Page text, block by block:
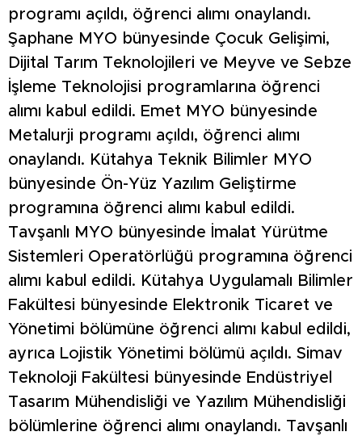
programı açıldı, öğrenci alımı onaylandı.
Şaphane MYO bünyesinde Çocuk Gelişimi,
Dijital Tarım Teknolojileri ve Meyve ve Sebze
İşleme Teknolojisi programlarına öğrenci
alımı kabul edildi. Emet MYO bünyesinde
Metalurji programı açıldı, öğrenci alımı
onaylandı. Kütahya Teknik Bilimler MYO
bünyesinde Ön-Yüz Yazılım Geliştirme
programına öğrenci alımı kabul edildi.
Tavşanlı MYO bünyesinde İmalat Yürütme
Sistemleri Operatörlüğü programına öğrenci
alımı kabul edildi. Kütahya Uygulamalı Bilimler
Fakültesi bünyesinde Elektronik Ticaret ve
Yönetimi bölümüne öğrenci alımı kabul edildi,
ayrıca Lojistik Yönetimi bölümü açıldı. Simav
Teknoloji Fakültesi bünyesinde Endüstriyel
Tasarım Mühendisliği ve Yazılım Mühendisliği
bölümlerine öğrenci alımı onaylandı. Tavşanlı